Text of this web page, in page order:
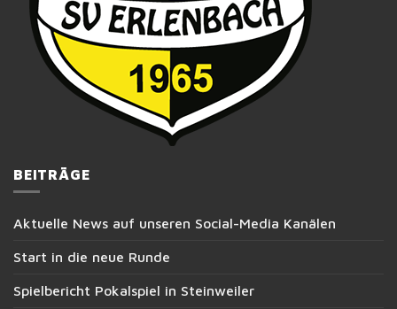
BEITRÄGE
Aktuelle News auf unseren Social-Media Kanälen
Start in die neue Runde
Spielbericht Pokalspiel in Steinweiler